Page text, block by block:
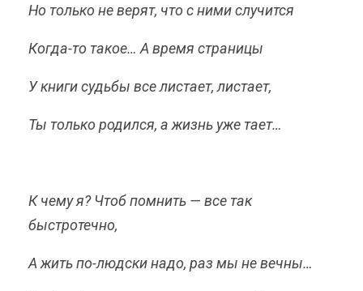
Но только не верят, что с ними случится
Когда-то такое… А время страницы
У книги судьбы все листает, листает,
Ты только родился, а жизнь уже тает…
К чему я? Чтоб помнить — все так
быстротечно,
А жить по-людски надо, раз мы не вечны…